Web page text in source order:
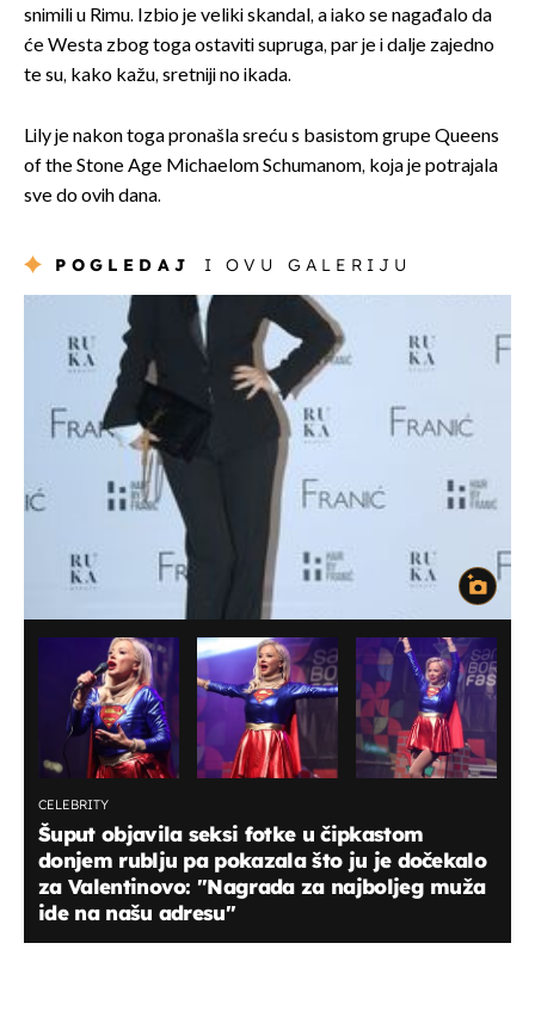
snimili u Rimu. Izbio je veliki skandal, a iako se nagađalo da
će Westa zbog toga ostaviti supruga, par je i dalje zajedno
te su, kako kažu, sretniji no ikada.
Lily je nakon toga pronašla sreću s basistom grupe Queens
of the Stone Age Michaelom Schumanom, koja je potrajala
sve do ovih dana.
POGLEDAJ I OVU GALERIJU
CELEBRITY
Šuput objavila seksi fotke u čipkastom
donjem rublju pa pokazala što ju je dočekalo
za Valentinovo: "Nagrada za najboljeg muža
ide na našu adresu"